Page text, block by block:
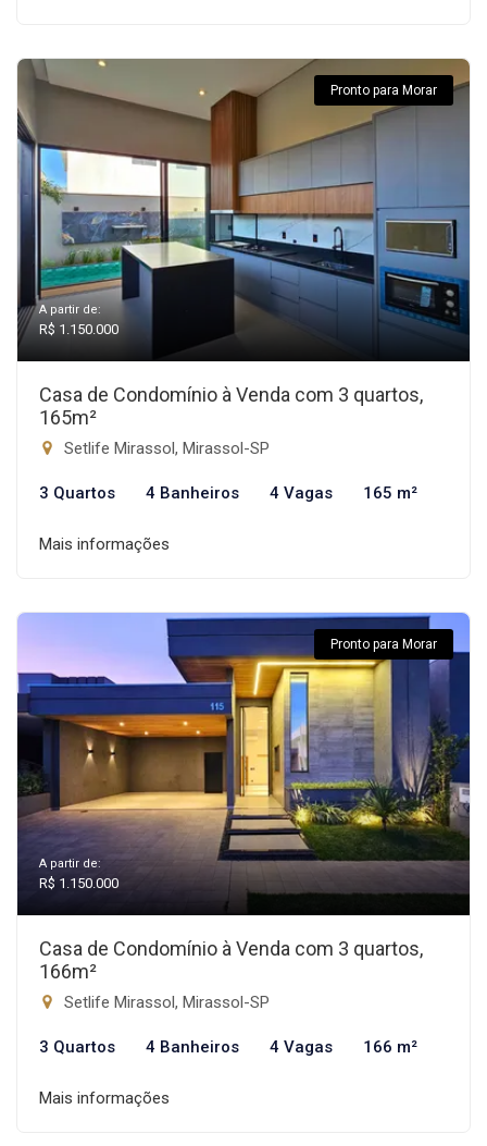
Pronto para Morar
A partir de:
R$ 1.150.000
Casa de Condomínio à Venda com 3 quartos,
165m²
Setlife Mirassol, Mirassol-SP
3 Quartos 4 Banheiros 4 Vagas 165 m²
Mais informações
Pronto para Morar
A partir de:
R$ 1.150.000
Casa de Condomínio à Venda com 3 quartos,
166m²
Setlife Mirassol, Mirassol-SP
3 Quartos 4 Banheiros 4 Vagas 166 m²
Mais informações